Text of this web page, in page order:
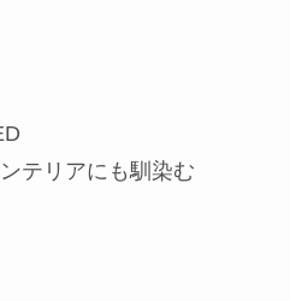
テリアにも馴染む